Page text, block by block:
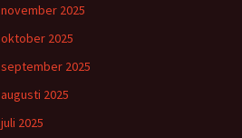
november 2025
oktober 2025
september 2025
augusti 2025
juli 2025